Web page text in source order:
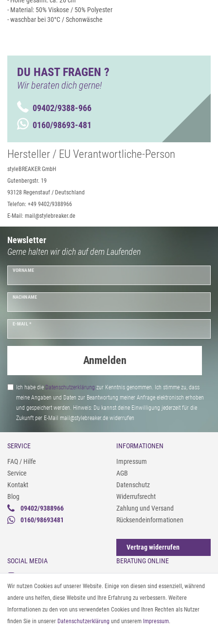
- Material: 50% Viskose / 50% Polyester
- waschbar bei 30°C / Schonwäsche
DU HAST FRAGEN ?
Wir beraten dich gerne!
09402/9388-966
0160/98693-481
Hersteller / EU Verantwortliche-Person
styleBREAKER GmbH
Gutenbergstr. 19
93128 Regenstauf / Deutschland
Telefon: +49 9402/9388966
E-Mail: mail@stylebreaker.de
Newsletter
Gerne halten wir dich auf dem Laufenden
VORNAME
NACHNAME
E-MAIL *
Anmelden
Ich habe die Daten­schutz­erklärung zur Kenntnis genommen. Ich stimme zu, dass
meine Angaben und Daten zur Beantwortung meiner Anfrage elektronisch erhoben
und gespeichert werden. Hinweis: Du kannst deine Einwilligung jederzeit für die
Zukunft per E-Mail mail@stylebreaker.de widerrufen
SERVICE
FAQ / Hilfe
Service
Kontakt
Blog
09402/9388966
0160/98693481
INFORMATIONEN
Impressum
AGB
Datenschutz
Widerrufsrecht
Zahlung und Versand
Rücksendeinformationen
Vertrag widerrufen
SOCIAL MEDIA
Instagram
Facebook
Pinterest
Twitter
Youtube
BERATUNG ONLINE
Gürtel messen & kürzen
Sonnenbrillen & UV-Schutz
Textilpflege
Textil- und Material-Guide
Geldbörse richtig organisieren
Wir nutzen Cookies auf unserer Website. Einige von diesen sind essenziell, während
andere uns helfen, diese Website und Ihre Erfahrung zu verbessern. Weitere
Informationen zu den von uns verwendeten Cookies und Ihren Rechten als Nutzer
finden Sie in unserer Daten­schutz­erklärung und unserem Impressum.